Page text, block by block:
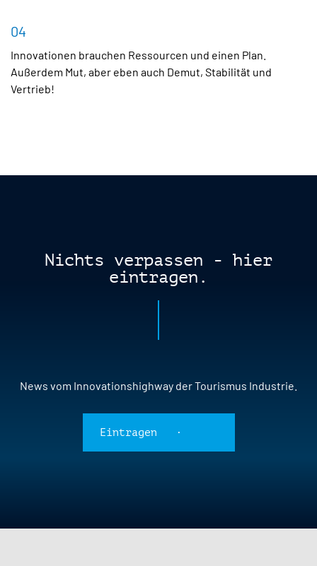
04
Innovationen brauchen Ressourcen und einen Plan.
Außerdem Mut, aber eben auch Demut, Stabilität und
Vertrieb!
Nichts verpassen - hier
eintragen.
News vom Innovationshighway der Tourismus Industrie.
Eintragen